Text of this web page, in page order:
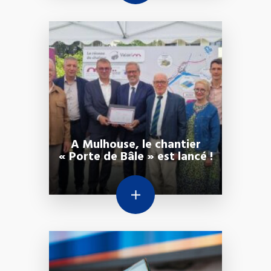
A Mulhouse, le chantier
« Porte de Bâle » est lancé !